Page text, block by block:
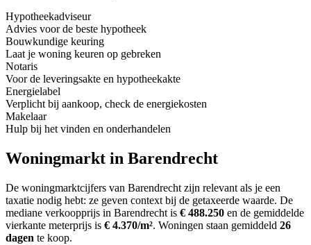
Hypotheekadviseur
Advies voor de beste hypotheek
Bouwkundige keuring
Laat je woning keuren op gebreken
Notaris
Voor de leveringsakte en hypotheekakte
Energielabel
Verplicht bij aankoop, check de energiekosten
Makelaar
Hulp bij het vinden en onderhandelen
Woningmarkt in Barendrecht
De woningmarktcijfers van Barendrecht zijn relevant als je een
taxatie nodig hebt: ze geven context bij de getaxeerde waarde. De
mediane verkoopprijs in Barendrecht is € 488.250 en de gemiddelde
vierkante meterprijs is € 4.370/m². Woningen staan gemiddeld 26
dagen te koop.